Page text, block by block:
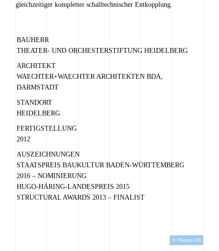
gleichzeitiger kompletter schalltechnischer Entkopplung.
BAUHERR
THEATER- UND ORCHESTERSTIFTUNG HEIDELBERG
ARCHITEKT
WAECHTER+WAECHTER ARCHITEKTEN BDA,
DARMSTADT
STANDORT
HEIDELBERG
FERTIGSTELLUNG
2012
AUSZEICHNUNGEN
STAATSPREIS BAUKULTUR BADEN-WÜRTTEMBERG
2016 – NOMINIERUNG
HUGO-HÄRING-LANDESPREIS 2015
STRUCTURAL AWARDS 2013 – FINALIST
© Thomas Ott